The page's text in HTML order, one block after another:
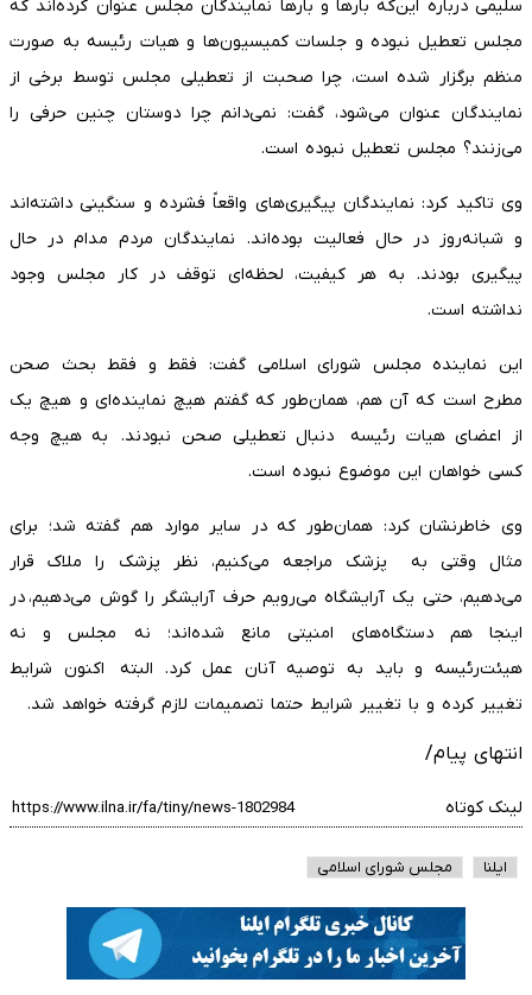
سلیمی درباره این‌که بارها و بارها نمایندگان مجلس عنوان کرده‌اند که
مجلس تعطیل نبوده و جلسات کمیسیون‌ها و هیات رئیسه به صورت
منظم برگزار شده است، چرا صحبت از تعطیلی مجلس توسط برخی از
نمایندگان عنوان می‌شود،‌ گفت: نمی‌دانم چرا دوستان چنین حرفی را
می‌زنند؟ مجلس تعطیل نبوده است.
وی تاکید کرد: نمایندگان پیگیری‌های واقعاً فشرده و سنگینی داشته‌اند
و شبانه‌روز در حال فعالیت بوده‌اند. نمایندگان مردم مدام در حال
پیگیری بودند. به هر کیفیت، لحظه‌ای توقف در کار مجلس وجود
نداشته است.
این نماینده مجلس شورای اسلامی گفت: فقط و فقط بحث صحن
مطرح است که آن هم، همان‌طور که گفتم هیچ نماینده‌ای و هیچ یک
از اعضای هیات رئیسه دنبال تعطیلی صحن نبودند. به هیچ وجه
کسی خواهان این موضوع نبوده است.
وی خاطرنشان کرد: همان‌طور که در سایر موارد هم گفته شد؛ برای
مثال وقتی به پزشک مراجعه می‌کنیم، نظر پزشک را ملاک قرار
می‌دهیم، حتی یک آرایشگاه می‌رویم حرف آرایشگر را گوش می‌دهیم، در
اینجا هم دستگاه‌های امنیتی مانع شده‌اند؛ نه مجلس و نه
هیئت‌رئیسه و باید به توصیه آنان عمل کرد. البته اکنون شرایط
تغییر کرده و با تغییر شرایط حتما تصمیمات لازم گرفته خواهد شد.
انتهای پیام/
لینک کوتاه
ایلنا مجلس شورای اسلامی